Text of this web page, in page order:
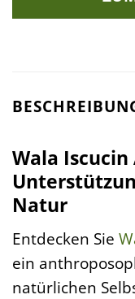
Wala
Natur
Entdecken Sie
ein
natürlichen